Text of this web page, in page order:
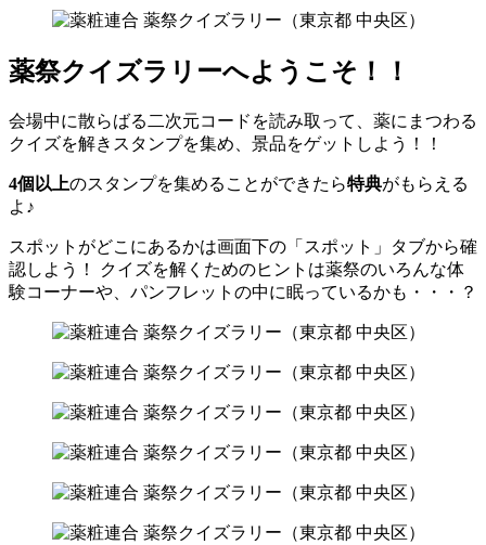
薬祭クイズラリーへようこそ！！
会場中に散らばる二次元コードを読み取って、薬にまつわる
クイズを解きスタンプを集め、景品をゲットしよう！！
4個以上のスタンプを集めることができたら特典がもらえる
よ♪
スポットがどこにあるかは画面下の「スポット」タブから確
認しよう！ クイズを解くためのヒントは薬祭のいろんな体
験コーナーや、パンフレットの中に眠っているかも・・・？